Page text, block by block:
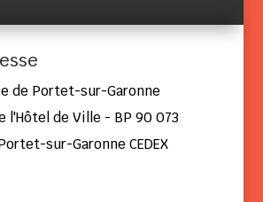
de Portet-sur-Garonne
l'Hôtel de Ville - BP 90 073
sur-Garonne CEDEX